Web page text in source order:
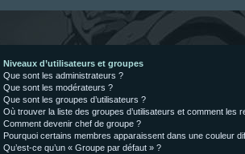
Niveaux d’utilisateurs et groupes
Que sont les administrateurs ?
Que sont les modérateurs ?
Que sont les groupes d’utilisateurs ?
Où trouver la liste des groupes d’utilisateurs et comment les
Comment devenir chef de groupe ?
Pourquoi certains membres apparaissent dans une couleur
Qu’est-ce qu’un « Groupe par défaut » ?